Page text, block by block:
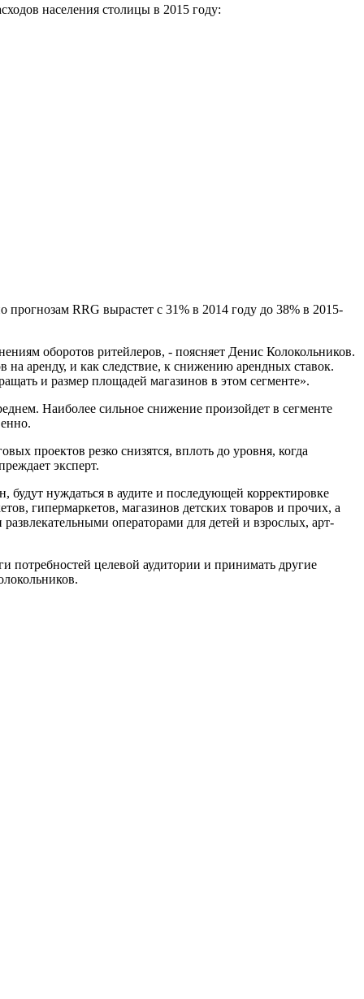
населения столицы в 2015 году:
RRG вырастет с 31% в 2014 году до 38% в 2015-
оборотов ритейлеров, - поясняет Денис Колокольников.
аренду, и как следствие, к снижению арендных ставок.
и размер площадей магазинов в этом сегменте».
Наиболее сильное снижение произойдет в сегменте
проектов резко снизятся, вплоть до уровня, когда
эксперт.
нуждаться в аудите и последующей корректировке
гипермаркетов, магазинов детских товаров и прочих, а
операторами для детей и взрослых, арт-
потребностей целевой аудитории и принимать другие